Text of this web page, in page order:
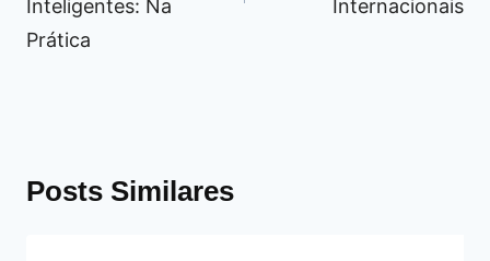
Inteligentes: Na
Prática
Internacionais
Posts Similares